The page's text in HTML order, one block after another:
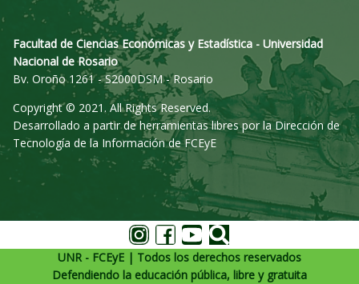
Facultad de Ciencias Económicas y Estadística - Universidad
Nacional de Rosario
Bv. Oroño 1261 - S2000DSM - Rosario
Copyright © 2021. All Rights Reserved.
Desarrollado a partir de herramientas libres por la Dirección de
Tecnología de la Información de FCEyE
UNR - FCEyE | Todos los derechos reservados
Defendiendo la educación pública, libre y gratuita